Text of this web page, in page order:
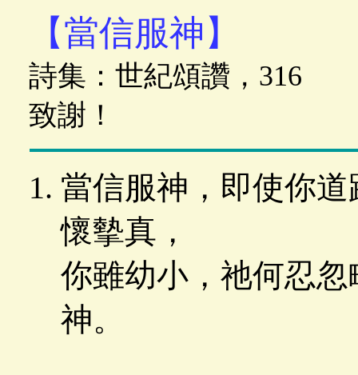
【當信服神】
詩集：世紀頌讚，
致謝！
當信服神，即使你
懷摰真，
你雖幼小，祂何忍
神。